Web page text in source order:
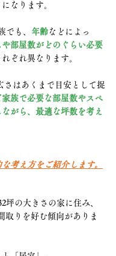
なります。
でも、 年齢などによっ
部屋数がどのぐらい必要
ぞれ異なります。
家族で必要な部屋数やスペ
がら、最適な坪数を考え
考え方をご紹介します。
坪の大きさの家に住み、
りを好む傾向がありま